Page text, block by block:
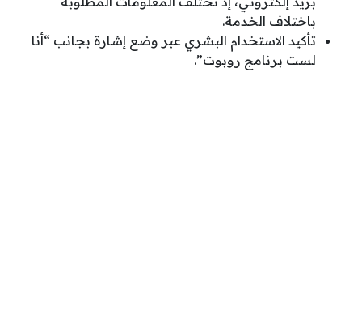
باختلاف الخدمة.
تأكيد الاستخدام البشري عبر وضع إشارة بجانب “أنا
لست برنامج روبوت”.